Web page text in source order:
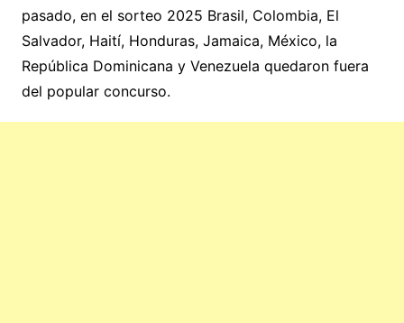
pasado, en el sorteo 2025 Brasil, Colombia, El
Salvador, Haití, Honduras, Jamaica, México, la
República Dominicana y Venezuela quedaron fuera
del popular concurso.